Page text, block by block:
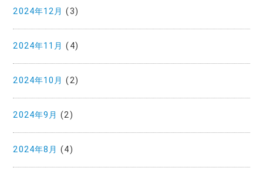
2024年12月 (3)
2024年11月 (4)
2024年10月 (2)
2024年9月 (2)
2024年8月 (4)